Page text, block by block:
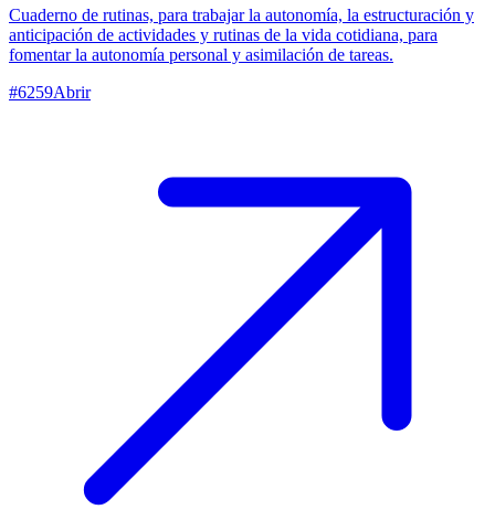
Cuaderno de rutinas, para trabajar la autonomía, la estructuración y
anticipación de actividades y rutinas de la vida cotidiana, para
fomentar la autonomía personal y asimilación de tareas.
#6259Abrir